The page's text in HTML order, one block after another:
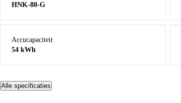
HNK-80-G
Accucapaciteit
54 kWh
Alle specificaties